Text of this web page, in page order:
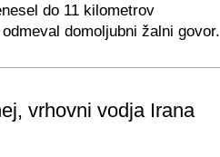
do 11 kilometrov
domoljubni žalni govor.
vrhovni vodja Irana